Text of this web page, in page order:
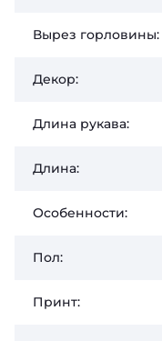
Вырез горловины:
Декор:
Длина рукава:
Длина:
Особенности:
Пол:
Принт: